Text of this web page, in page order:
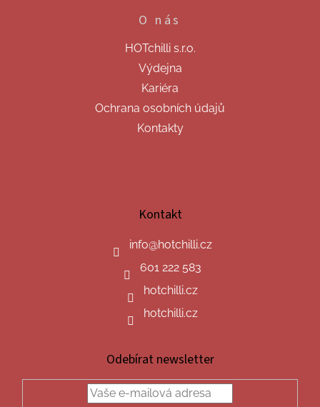
O nás
HOTchilli s.r.o.
Výdejna
Kariéra
Ochrana osobních údajů
Kontakty
Kontakt
info@hotchilli.cz
601 222 583
hotchilli.cz
hotchilli.cz
Odebírat newsletter